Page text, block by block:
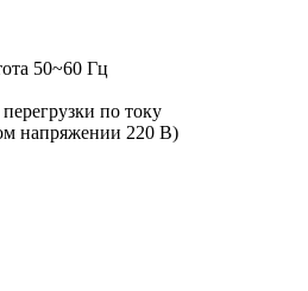
50~60 Гц
по току
напряжении 220 В)